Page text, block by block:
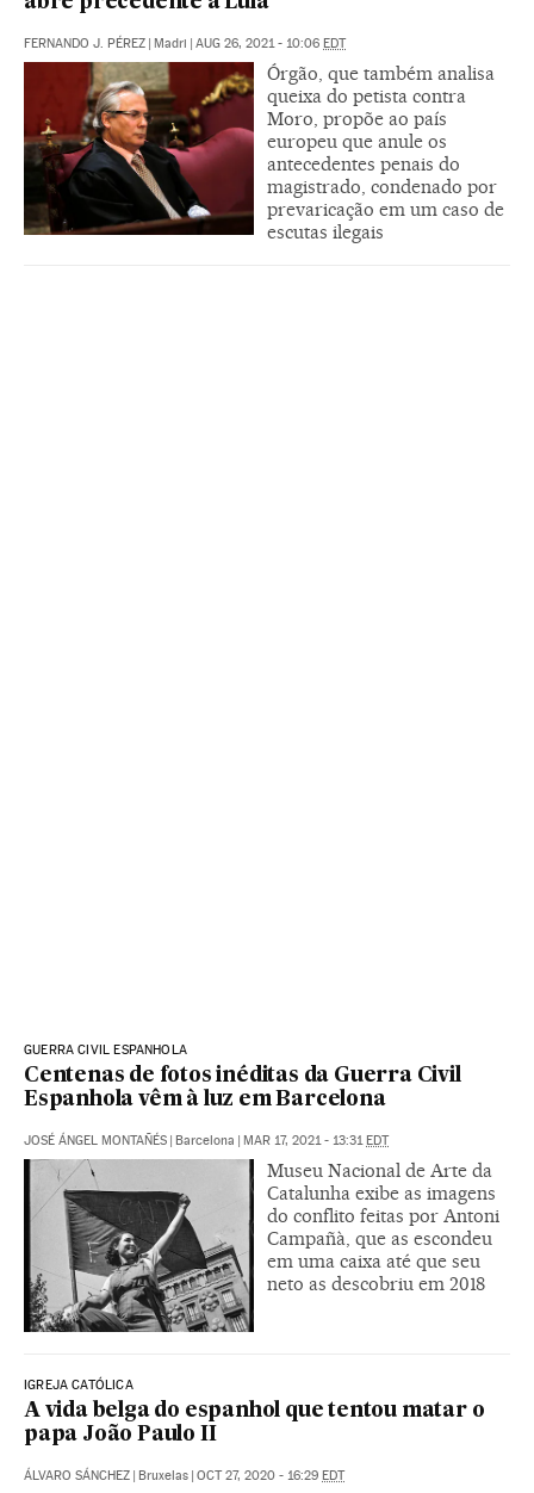
FERNANDO J. PÉREZ Madri AUG 26, 2021 - 10:06 EDT
Órgão, que também analisa
queixa do petista contra
Moro, propõe ao país
europeu que anule os
antecedentes penais do
magistrado, condenado por
prevaricação em um caso de
escutas ilegais
GUERRA CIVIL ESPANHOLA
Centenas de fotos inéditas da Guerra Civil
Espanhola vêm à luz em Barcelona
JOSÉ ÁNGEL MONTAÑÉS Barcelona MAR 17, 2021 - 13:31 EDT
Museu Nacional de Arte da
Catalunha exibe as imagens
do conflito feitas por Antoni
Campañà, que as escondeu
em uma caixa até que seu
neto as descobriu em 2018
IGREJA CATÓLICA
A vida belga do espanhol que tentou matar o
papa João Paulo II
ÁLVARO SÁNCHEZ Bruxelas OCT 27, 2020 - 16:29 EDT